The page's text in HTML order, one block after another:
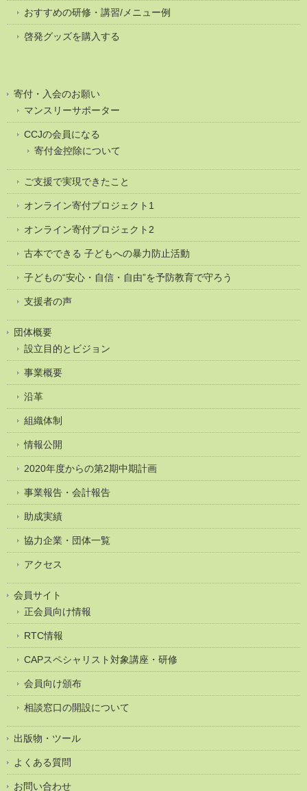
おすすめの研修・講習/メニュー例
啓発グッズを購入する
寄付・入会のお願い
マンスリーサポーター
CCJの会員になる
寄付金控除について
ご支援で実現できたこと
オンライン寄付プロジェクト1
オンライン寄付プロジェクト2
古本でできる 子どもへの暴力防止活動
子どもの“安心・自信・自由”を予防教育で守ろう
支援者の声
団体概要
設立目的とビジョン
事業概要
沿革
組織体制
情報公開
2020年度からの第2期中期計画
事業報告・会計報告
助成実績
協力企業・団体一覧
アクセス
会員サイト
正会員向け情報
RTC情報
CAPスペシャリスト対象講座・研修
会員向け頒布
相談窓口の開設について
出版物・ツール
よくある質問
お問い合わせ